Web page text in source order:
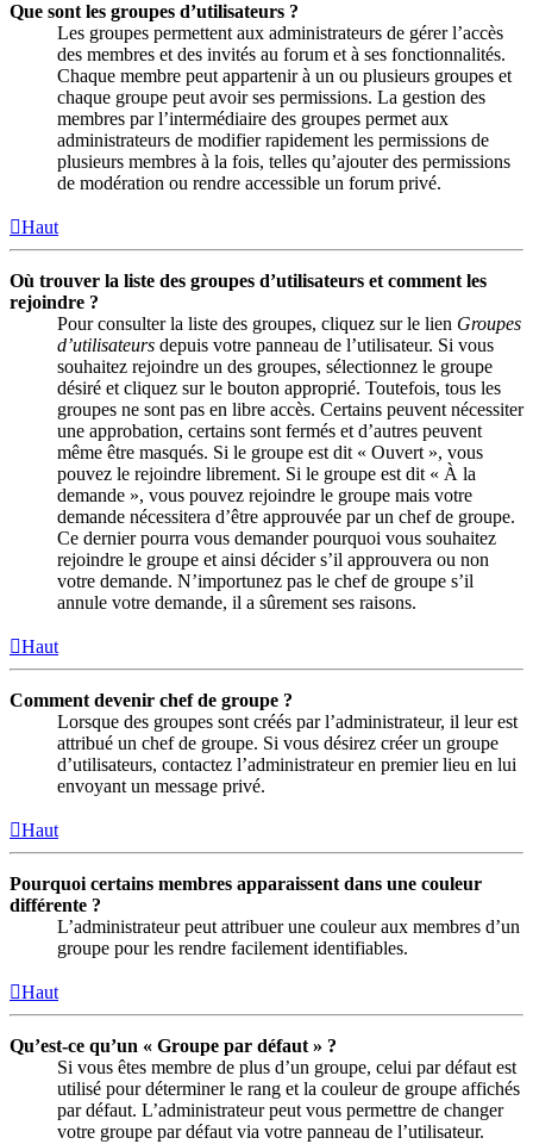
Que sont les groupes d’utilisateurs ?
Les groupes permettent aux administrateurs de gérer l’accès
des membres et des invités au forum et à ses fonctionnalités.
Chaque membre peut appartenir à un ou plusieurs groupes et
chaque groupe peut avoir ses permissions. La gestion des
membres par l’intermédiaire des groupes permet aux
administrateurs de modifier rapidement les permissions de
plusieurs membres à la fois, telles qu’ajouter des permissions
de modération ou rendre accessible un forum privé.
Haut
Où trouver la liste des groupes d’utilisateurs et comment les
rejoindre ?
Pour consulter la liste des groupes, cliquez sur le lien Groupes
d’utilisateurs depuis votre panneau de l’utilisateur. Si vous
souhaitez rejoindre un des groupes, sélectionnez le groupe
désiré et cliquez sur le bouton approprié. Toutefois, tous les
groupes ne sont pas en libre accès. Certains peuvent nécessiter
une approbation, certains sont fermés et d’autres peuvent
même être masqués. Si le groupe est dit « Ouvert », vous
pouvez le rejoindre librement. Si le groupe est dit « À la
demande », vous pouvez rejoindre le groupe mais votre
demande nécessitera d’être approuvée par un chef de groupe.
Ce dernier pourra vous demander pourquoi vous souhaitez
rejoindre le groupe et ainsi décider s’il approuvera ou non
votre demande. N’importunez pas le chef de groupe s’il
annule votre demande, il a sûrement ses raisons.
Haut
Comment devenir chef de groupe ?
Lorsque des groupes sont créés par l’administrateur, il leur est
attribué un chef de groupe. Si vous désirez créer un groupe
d’utilisateurs, contactez l’administrateur en premier lieu en lui
envoyant un message privé.
Haut
Pourquoi certains membres apparaissent dans une couleur
différente ?
L’administrateur peut attribuer une couleur aux membres d’un
groupe pour les rendre facilement identifiables.
Haut
Qu’est-ce qu’un « Groupe par défaut » ?
Si vous êtes membre de plus d’un groupe, celui par défaut est
utilisé pour déterminer le rang et la couleur de groupe affichés
par défaut. L’administrateur peut vous permettre de changer
votre groupe par défaut via votre panneau de l’utilisateur.